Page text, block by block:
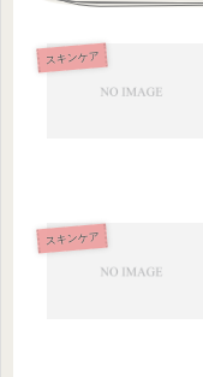
スキンケア
スキンケア